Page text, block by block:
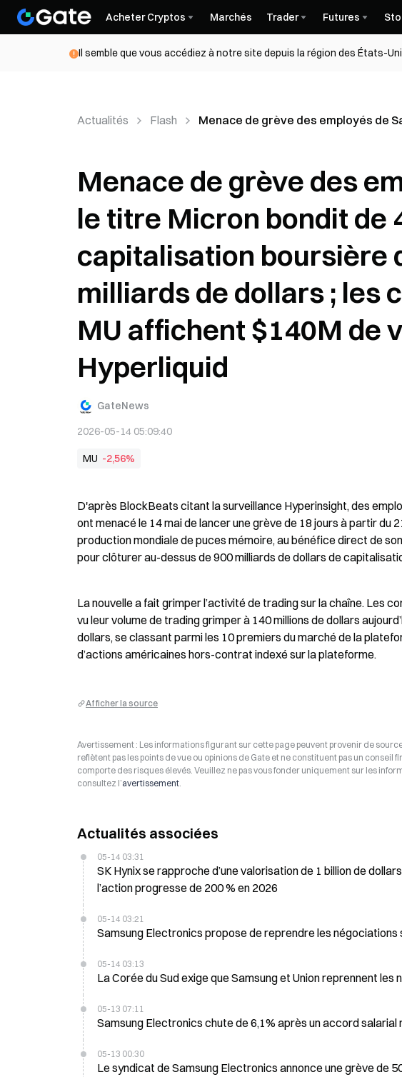
Acheter Cryptos Marchés Trader Futures
Il semble que vous accédiez à notre site depuis la région des États-
Actualités Flash Menace de grève des employés de
Menace de grève des
le titre Micron bondit de
capitalisation boursière
milliards de dollars ; les
MU affichent $140M de
Hyperliquid
GateNews
2026-05-14 05:09:40
MU -2,56%
D'après BlockBeats citant la surveillance Hyperinsight, des
ont menacé le 14 mai de lancer une grève de 18 jours à partir
production mondiale de puces mémoire, au bénéfice direct de
pour clôturer au-dessus de 900 milliards de dollars de
La nouvelle a fait grimper l’activité de trading sur la chaîne. Les
vu leur volume de trading grimper à 140 millions de dollars
dollars, se classant parmi les 10 premiers du marché de la
d’actions américaines hors-contrat indexé sur la plateforme.
Afficher la source
Avertissement : Les informations figurant sur cette page peuvent provenir de
reflètent pas les points de vue ou opinions de Gate et ne constituent pas un
comporte des risques élevés. Veuillez ne pas vous fonder uniquement sur les
consultez l’avertissement.
Actualités associées
05-14 03:31
SK Hynix se rapproche d’une valorisation de 1 billion de
l’action progresse de 200 % en 2026
05-14 03:21
Samsung Electronics propose de reprendre les
05-14 03:13
La Corée du Sud exige que Samsung et Union reprennent les
05-13 07:11
Samsung Electronics chute de 6,1% après un accord salarial
05-13 00:30
Le syndicat de Samsung Electronics annonce une grève de